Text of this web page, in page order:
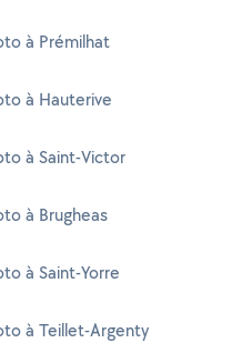
à Prémilhat
à Hauterive
à Saint-Victor
à Brugheas
à Saint-Yorre
à Teillet-Argenty